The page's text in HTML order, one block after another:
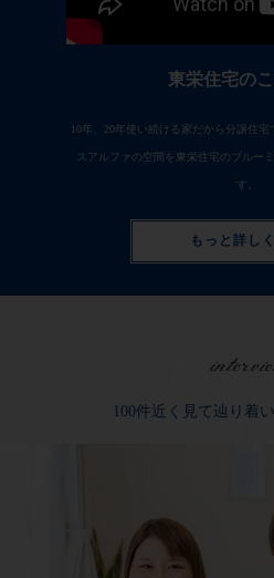
東栄住宅の
10年、20年使い続ける家だから分譲住
スアルファの空間を東栄住宅のブルー
す。
もっと詳し
100件近く見て辿り着